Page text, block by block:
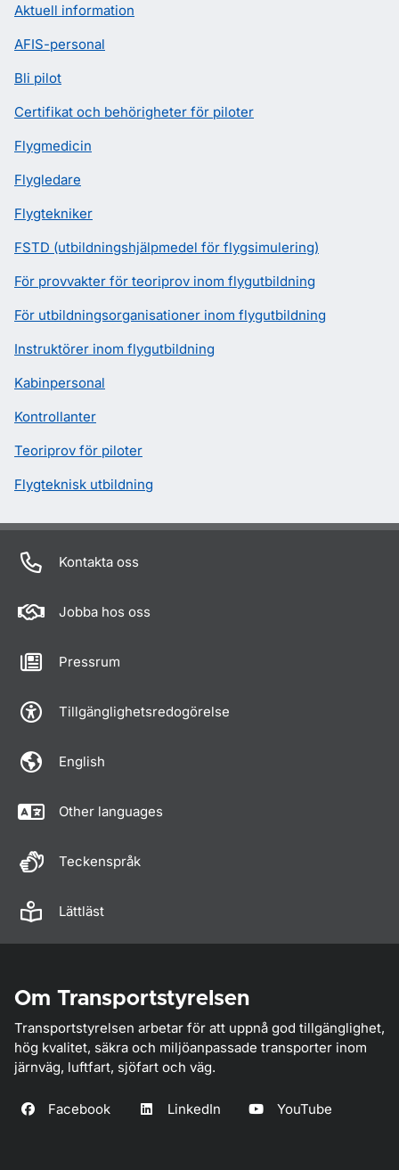
Aktuell information
AFIS-personal
Bli pilot
Certifikat och behörigheter för piloter
Flygmedicin
Flygledare
Flygtekniker
FSTD (utbildningshjälpmedel för flygsimulering)
För provvakter för teoriprov inom flygutbildning
För utbildningsorganisationer inom flygutbildning
Instruktörer inom flygutbildning
Kabinpersonal
Kontrollanter
Teoriprov för piloter
Flygteknisk utbildning
Kontakta oss
Jobba hos oss
Pressrum
Tillgänglighetsredogörelse
English
Other languages
Teckenspråk
Lättläst
Om Transportstyrelsen
Transportstyrelsen arbetar för att uppnå god tillgänglighet,
hög kvalitet, säkra och miljöanpassade transporter inom
järnväg, luftfart, sjöfart och väg.
Facebook LinkedIn YouTube